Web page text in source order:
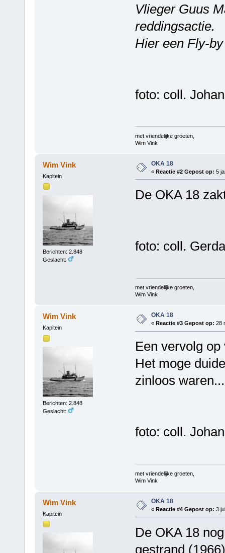
Vlieger Guus
reddingsactie.
Hier een Fly-
foto: coll.
met vriendelijke groeten,
Wim Vink
Wim Vink
Kapitein
Berichten: 2.848
Geslacht:
OKA 18
« Reactie #2 Gepost op: 5
De OKA 18
foto: coll.
met vriendelijke groeten,
Wim Vink
Wim Vink
Kapitein
Berichten: 2.848
Geslacht:
OKA 18
« Reactie #3 Gepost op: 28
Een vervolg
Het moge
zinloos
foto: coll.
met vriendelijke groeten,
Wim Vink
Wim Vink
Kapitein
OKA 18
« Reactie #4 Gepost op: 3
De OKA 18
gestrand